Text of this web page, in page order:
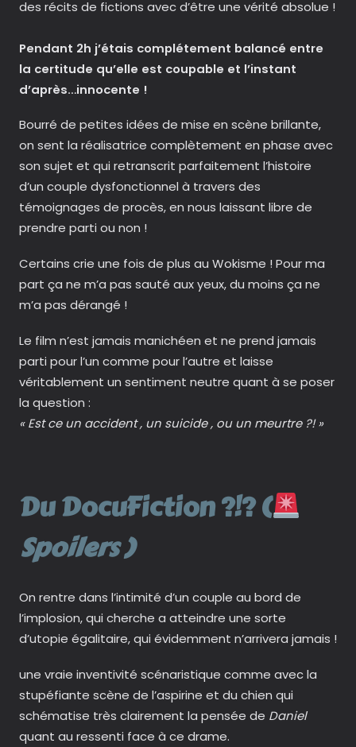
des récits de fictions avec d’être une vérité absolue !
Pendant 2h j’étais complétement balancé entre
la certitude qu’elle est coupable et l’instant
d’après…innocente !
Bourré de petites idées de mise en scène brillante,
on sent la réalisatrice complètement en phase avec
son sujet et qui retranscrit parfaitement l’histoire
d’un couple dysfonctionnel à travers des
témoignages de procès, en nous laissant libre de
prendre parti ou non !
Certains crie une fois de plus au Wokisme ! Pour ma
part ça ne m’a pas sauté aux yeux, du moins ça ne
m’a pas dérangé !
Le film n’est jamais manichéen et ne prend jamais
parti pour l’un comme pour l’autre et laisse
véritablement un sentiment neutre quant à se poser
la question :
« Est ce un accident , un suicide , ou un meurtre ?! »
Du DocuFiction ?!? (
Spoilers )
On rentre dans l’intimité d’un couple au bord de
l’implosion, qui cherche a atteindre une sorte
d’utopie égalitaire, qui évidemment n’arrivera jamais !
une vraie inventivité scénaristique comme avec la
stupéfiante scène de l’aspirine et du chien qui
schématise très clairement la pensée de Daniel
quant au ressenti face à ce drame.